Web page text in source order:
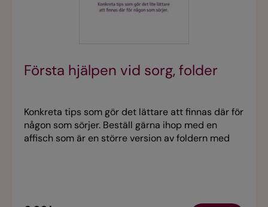
Första hjälpen vid sorg, folder
Konkreta tips som gör det lättare att finnas där för
någon som sörjer. Beställ gärna ihop med en
affisch som är en större version av foldern med